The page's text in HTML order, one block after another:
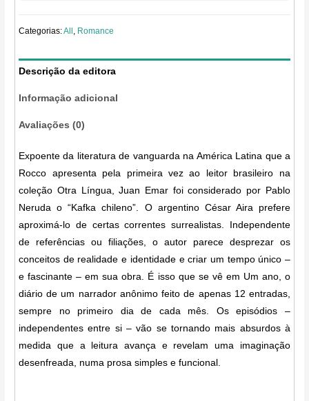
Categorias:All , Romance
Descrição da editora
Informação adicional
Avaliações (0)
Expoente da literatura de vanguarda na América Latina que a
Rocco apresenta pela primeira vez ao leitor brasileiro na
coleção Otra Língua, Juan Emar foi considerado por Pablo
Neruda o “Kafka chileno”. O argentino César Aira prefere
aproximá-lo de certas correntes surrealistas. Independente
de referências ou filiações, o autor parece desprezar os
conceitos de realidade e identidade e criar um tempo único –
e fascinante – em sua obra. É isso que se vê em Um ano, o
diário de um narrador anônimo feito de apenas 12 entradas,
sempre no primeiro dia de cada mês. Os episódios –
independentes entre si – vão se tornando mais absurdos à
medida que a leitura avança e revelam uma imaginação
desenfreada, numa prosa simples e funcional.